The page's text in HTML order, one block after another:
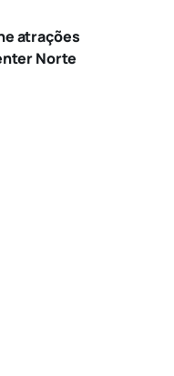
atrações
Norte